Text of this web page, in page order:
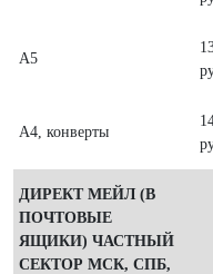
А5
А4, конверты
ДИРЕКТ МЕЙЛ (В
ПОЧТОВЫЕ
ЯЩИКИ) ЧАСТНЫЙ
СЕКТОР МСК, СПБ,